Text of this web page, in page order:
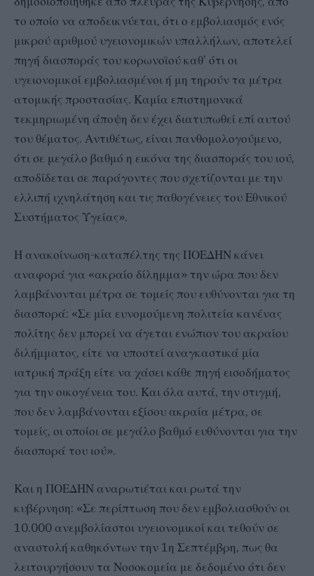
το οποίο να αποδεικνύεται, ότι ο εμβολιασμός ενός
μικρού αριθμού υγειονομικών υπαλλήλων, αποτελεί
πηγή διασποράς του κορωνοϊού καθ’ ότι οι
υγειονομικοί εμβολιασμένοι ή μη τηρούν τα μέτρα
ατομικής προστασίας. Καμία επιστημονικά
τεκμηριωμένη άποψη δεν έχει διατυπωθεί επί αυτού
του θέματος. Αντιθέτως, είναι πανθομολογούμενο,
ότι σε μεγάλο βαθμό η εικόνα της διασποράς του ιού,
αποδίδεται σε παράγοντες που σχετίζονται με την
ελλιπή ιχνηλάτηση και τις παθογένειες του Εθνικού
Συστήματος Υγείας».
Η ανακοίνωση-καταπέλτης της ΠΟΕΔΗΝ κάνει
αναφορά για «ακραίο δίλημμα» την ώρα που δεν
λαμβάνονται μέτρα σε τομείς που ευθύνονται για τη
διασπορά: «Σε μία ευνομούμενη πολιτεία κανένας
πολίτης δεν μπορεί να άγεται ενώπιον του ακραίου
διλήμματος, είτε να υποστεί αναγκαστικά μία
ιατρική πράξη είτε να χάσει κάθε πηγή εισοδήματος
για την οικογένεια του. Και όλα αυτά, την στιγμή,
που δεν λαμβάνονται εξίσου ακραία μέτρα, σε
τομείς, οι οποίοι σε μεγάλο βαθμό ευθύνονται για την
διασπορά του ιού».
Και η ΠΟΕΔΗΝ αναρωτιέται και ρωτά την
κυβέρνηση: «Σε περίπτωση που δεν εμβολιασθούν οι
10.000 ανεμβολίαστοι υγειονομικοί και τεθούν σε
αναστολή καθηκόντων την 1η Σεπτέμβρη, πως θα
λειτουργήσουν τα Νοσοκομεία με δεδομένο ότι δεν